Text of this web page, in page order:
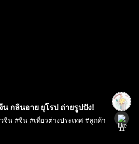
น กลิ่นอาย ยุโรป ถ่ายรูปปัง!
จีน #จีน #เที่ยวต่างประเทศ #ลูกค้า
11